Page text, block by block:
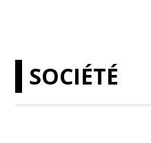
SOCIÉTÉ